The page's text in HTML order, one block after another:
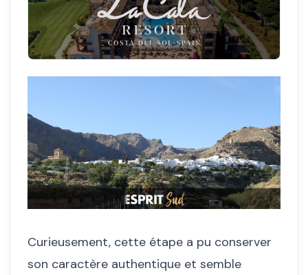
Curieusement, cette étape a pu conserver
son caractère authentique et semble